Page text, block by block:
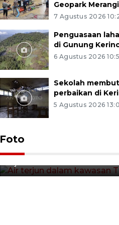
Geopark
7 Agustus 2026
Penguasaan
di Gunung
6 Agustus 2026
Sekolah
perbaikan di
5 Agustus 2026
Foto
Air terjun dalam
TNKS Jambi